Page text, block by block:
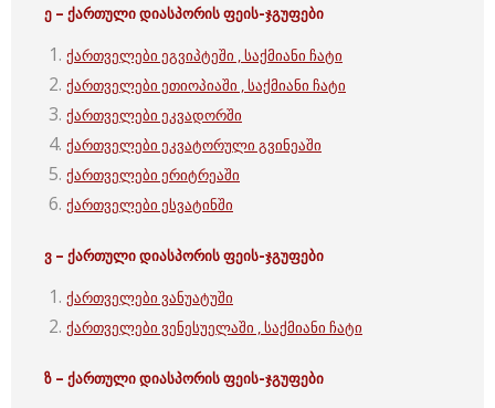
ე – ქართულიდიასპორის ფეის-ჯგუფები
ქართველები ეგვიპტეში , საქმიანი ჩატი
ქართველები ეთიოპიაში , საქმიანი ჩატი
ქართველები ეკვადორში
ქართველები ეკვატორული გვინეაში
ქართველები ერიტრეაში
ქართველები ესვატინში
ვ – ქართულიდიასპორის ფეის-ჯგუფები
ქართველები ვანუატუში
ქართველები ვენესუელაში , საქმიანი ჩატი
ზ – ქართულიდიასპორის ფეის-ჯგუფები